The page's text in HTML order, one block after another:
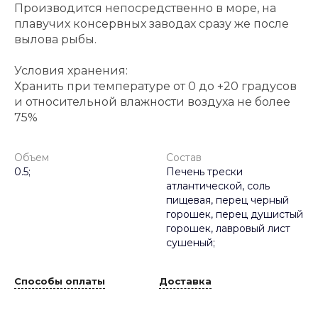
Производится непосредственно в море, на
плавучих консервных заводах сразу же после
вылова рыбы.
Условия хранения:
Хранить при температуре от 0 до +20 градусов
и относительной влажности воздуха не более
75%
Объем
0.5;
Состав
Печень трески
атлантической, соль
пищевая, перец черный
горошек, перец душистый
горошек, лавровый лист
сушеный;
Способы оплаты Доставка